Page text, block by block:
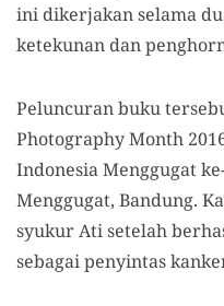
ini dikerjakan selama
ketekunan dan
Peluncuran buku
Photography Month
Indonesia Menggugat
Menggugat, Bandung.
syukur Ati setelah
sebagai penyintas